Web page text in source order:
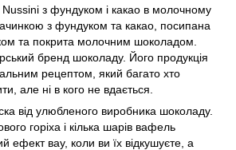
Nussini з фундуком і какао в молочному
з фундуком та какао, посипана
та покрита молочним шоколадом.
бренд шоколаду. Його продукція
рецептом, який багато хто
але ні в кого не вдається.
від улюбленого виробника шоколаду.
горіха і кілька шарів вафель
ефект вау, коли ви їх відкушуєте, а